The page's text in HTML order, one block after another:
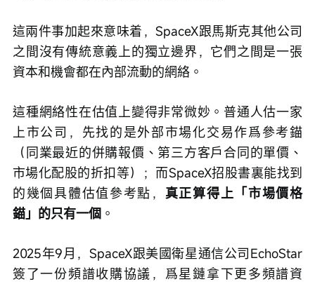
這兩件事加起來意味着，SpaceX跟馬斯克其他公司
之間沒有傳統意義上的獨立邊界，它們之間是一張
資本和機會都在內部流動的網絡。
這種網絡性在估值上變得非常微妙。普通人估一家
上市公司，先找的是外部市場化交易作爲參考錨
（同業最近的併購報價、第三方客戶合同的單價、
市場化配股的折扣等）；而SpaceX招股書裏能找到
的幾個具體估值參考點， 真正算得上「市場價格
錨」的只有一個 。
2025年9月，SpaceX跟美國衛星通信公司EchoStar
簽了一份頻譜收購協議，爲星鏈拿下更多頻譜資